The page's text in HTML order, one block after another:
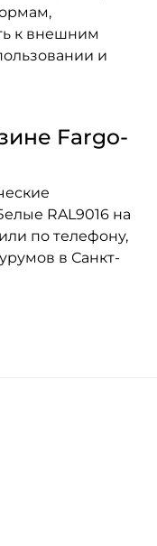
к внешним
и
Fargo-
RAL9016 на
по телефону,
в Санкт-